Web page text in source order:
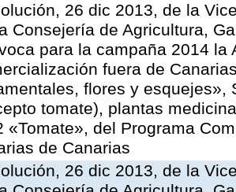
26 dic 2013, de la
Consejería de Agricultura,
para la campaña 2014 la
fuera de
flores y esquejes»,
tomate), plantas
«Tomate», del Programa
de Canarias
26 dic 2013, de la